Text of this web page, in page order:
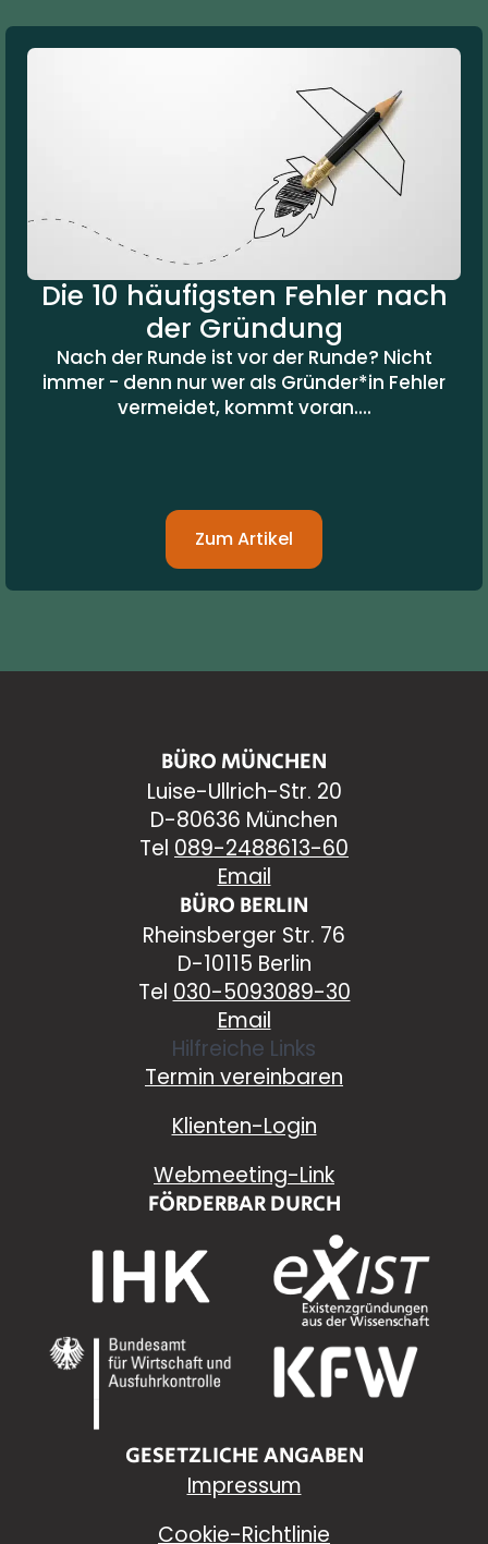
Die 10 häufigsten Fehler nach
der Gründung
Nach der Runde ist vor der Runde? Nicht
immer - denn nur wer als Gründer*in Fehler
vermeidet, kommt voran....
Zum Artikel
BÜRO MÜNCHEN
Luise-Ullrich-Str. 20
D-80636 München
Tel 089-2488613-60
Email
BÜRO BERLIN
Rheinsberger Str. 76
D-10115 Berlin
Tel 030-5093089-30
Email
Hilfreiche Links
Termin vereinbaren
Klienten-Login
Webmeeting-Link
FÖRDERBAR DURCH
GESETZLICHE ANGABEN
Impressum
Cookie-Richtlinie